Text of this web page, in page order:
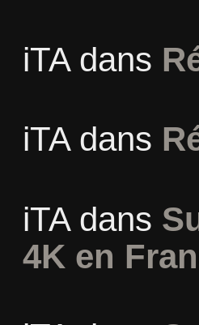
iTAdans
iTAdans
iTAdans
4K en